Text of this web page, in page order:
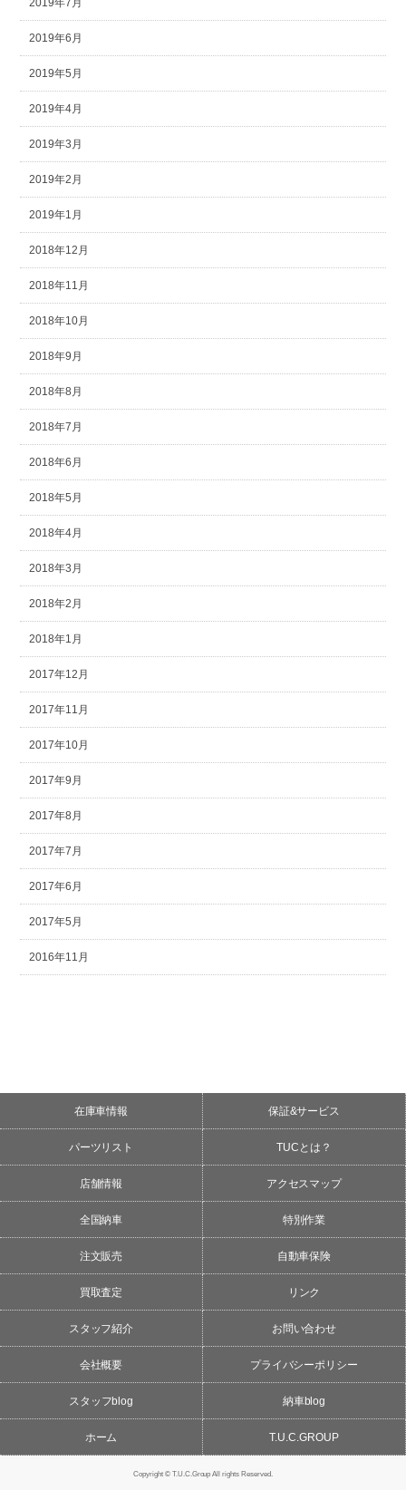
2019年7月
2019年6月
2019年5月
2019年4月
2019年3月
2019年2月
2019年1月
2018年12月
2018年11月
2018年10月
2018年9月
2018年8月
2018年7月
2018年6月
2018年5月
2018年4月
2018年3月
2018年2月
2018年1月
2017年12月
2017年11月
2017年10月
2017年9月
2017年8月
2017年7月
2017年6月
2017年5月
2016年11月
在庫車情報 保証&サービス
パーツリスト TUCとは？
店舗情報 アクセスマップ
全国納車 特別作業
注文販売 自動車保険
買取査定 リンク
スタッフ紹介 お問い合わせ
会社概要 プライバシーポリシー
スタッフblog 納車blog
ホーム T.U.C.GROUP
Copyright © T.U.C.Group All rights Reserved.